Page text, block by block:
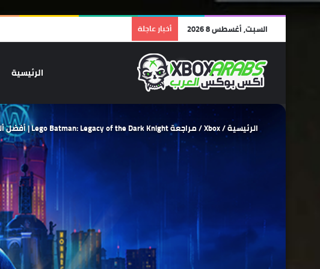
السبت, أغسطس 8 2026 أخبار عاجلة
الرئيسية
الرئيسية/
Xbox
/مراجعة Lego Batman: Legacy of the Dark Knight | أفضل ألعاب الليجو… وأجمل رسالة حب لشخصية باتمان!